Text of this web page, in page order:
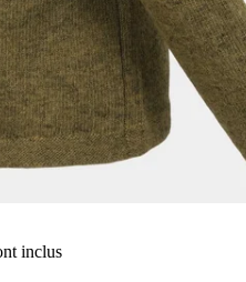
Pull
femmes
inclus